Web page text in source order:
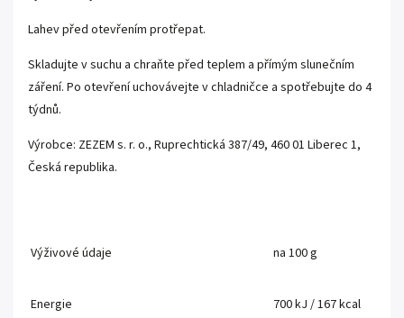
Lahev před otevřením protřepat.
Skladujte v suchu a chraňte před teplem a přímým slunečním
záření. Po otevření uchovávejte v chladničce a spotřebujte do 4
týdnů.
Výrobce: ZEZEM s. r. o., Ruprechtická 387/49, 460 01 Liberec 1,
Česká republika.
Výživové údaje na 100 g
Energie 700 kJ / 167 kcal